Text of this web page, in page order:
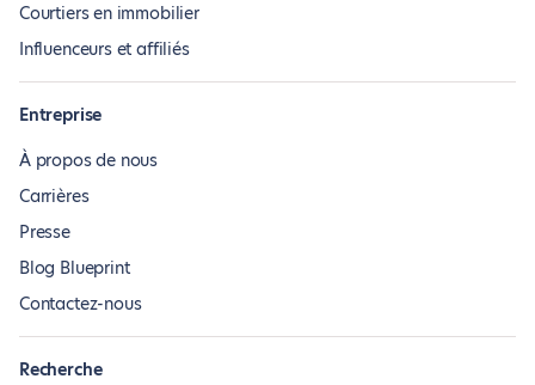
Courtiers en immobilier
Influenceurs et affiliés
Entreprise
À propos de nous
Carrières
Presse
Blog Blueprint
Contactez-nous
Recherche